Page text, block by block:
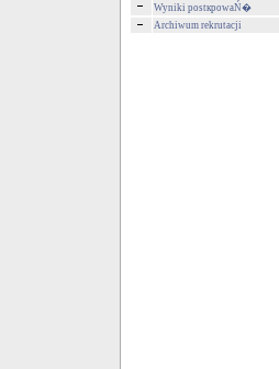
Wyniki postкpowaŃ�
Archiwum rekrutacji